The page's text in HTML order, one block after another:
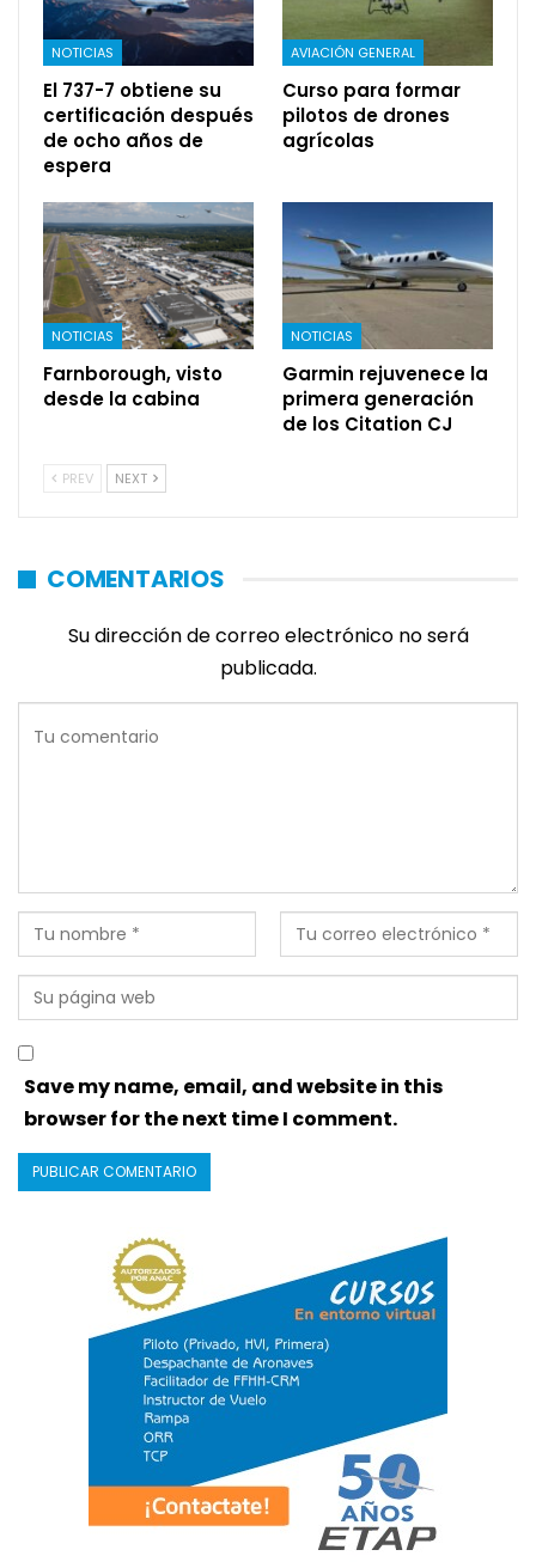
NOTICIAS
El 737-7 obtiene su
certificación después
de ocho años de
espera
AVIACIÓN GENERAL
Curso para formar
pilotos de drones
agrícolas
NOTICIAS
Farnborough, visto
desde la cabina
NOTICIAS
Garmin rejuvenece la
primera generación
de los Citation CJ
PREV NEXT
COMENTARIOS
Su dirección de correo electrónico no será
publicada.
Save my name, email, and website in this
browser for the next time I comment.